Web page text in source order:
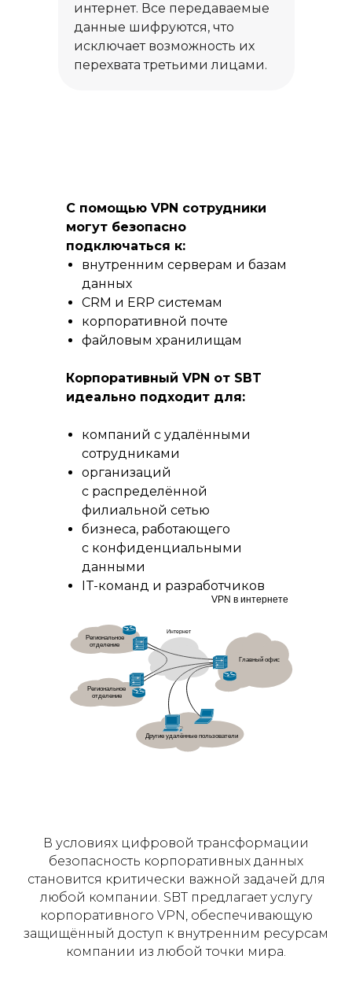
интернет. Все передаваемые
данные шифруются, что
исключает возможность их
перехвата третьими лицами.
С помощью VPN сотрудники
могут безопасно
подключаться к:
внутренним серверам и базам
данных
CRM и ERP системам
корпоративной почте
файловым хранилищам
Корпоративный VPN от SBT
идеально подходит для:
компаний с удалёнными
сотрудниками
организаций
с распределённой
филиальной сетью
бизнеса, работающего
с конфиденциальными
данными
IT-команд и разработчиков
В условиях цифровой трансформации
безопасность корпоративных данных
становится критически важной задачей для
любой компании. SBT предлагает услугу
корпоративного VPN, обеспечивающую
защищённый доступ к внутренним ресурсам
компании из любой точки мира.